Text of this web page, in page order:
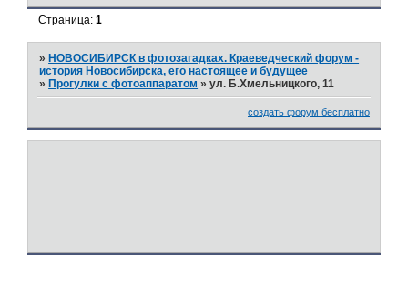
Страница:1
»НОВОСИБИРСК в фотозагадках. Краеведческий форум -
история Новосибирска, его настоящее и будущее
»Прогулки с фотоаппаратом »ул. Б.Хмельницкого, 11
создать форум бесплатно